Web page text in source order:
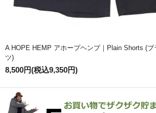
A HOPE HEMP アホープヘンプ｜Plain Shorts (ブ
ツ)
8,500円(税込9,350円)